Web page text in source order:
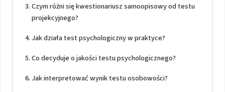
Czym różni się kwestionariusz samoopisowy od testu
projekcyjnego?
Jak działa test psychologiczny w praktyce?
Co decyduje o jakości testu psychologicznego?
Jak interpretować wynik testu osobowości?